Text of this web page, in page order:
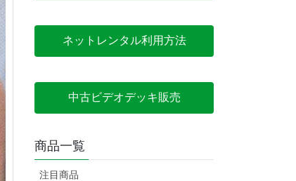
ネットレンタル利用方法
中古ビデオデッキ販売
商品一覧
注目商品